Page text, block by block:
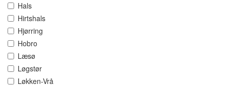
Hals
Hirtshals
Hjørring
Hobro
Læsø
Løgstør
Løkken-Vrå